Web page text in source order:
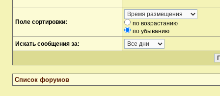
Поле сортировки:
по возрастанию
по убыванию
Искать сообщения за:
Список форумов